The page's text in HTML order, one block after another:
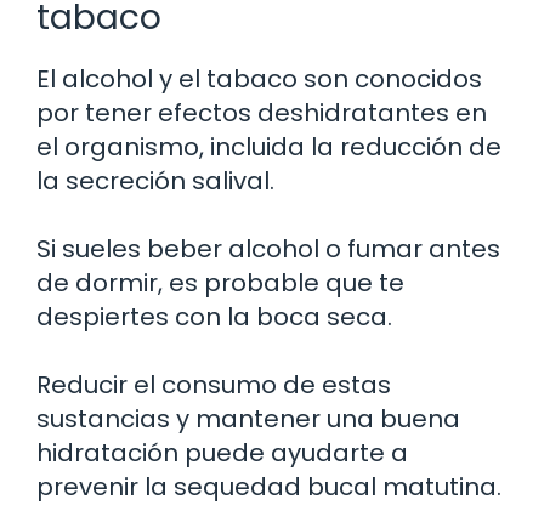
tabaco
El alcohol y el tabaco son conocidos
por tener efectos deshidratantes en
el organismo, incluida la reducción de
la secreción salival.
Si sueles beber alcohol o fumar antes
de dormir, es probable que te
despiertes con la boca seca.
Reducir el consumo de estas
sustancias y mantener una buena
hidratación puede ayudarte a
prevenir la sequedad bucal matutina.